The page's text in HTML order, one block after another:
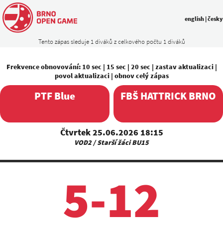
Tento zápas sleduje 1 diváků z celkového počtu 1 diváků
english |česky
Frekvence obnovování: 10 sec | 15 sec | 20 sec | zastav aktualizaci|
povol aktualizaci| obnov celý zápas
PTF Blue
Čtvrtek 25.06.2026 18:15
VOD2 / Starší žáci BU15
FBŠ HATTRICK BRNO
5-12